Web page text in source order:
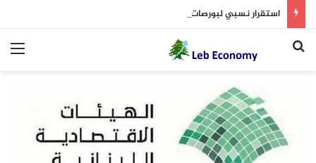
استقرار نسبي لبورصات الخليج ترقباً لاتفاق بشأن هرمز
بحث عن